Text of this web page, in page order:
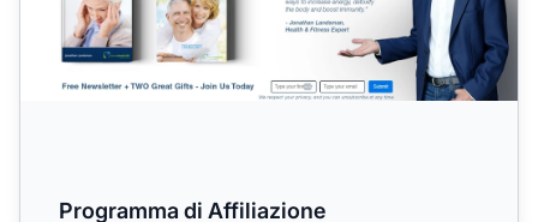
Programma di Affiliazione